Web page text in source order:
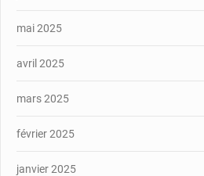
mai 2025
avril 2025
mars 2025
février 2025
janvier 2025